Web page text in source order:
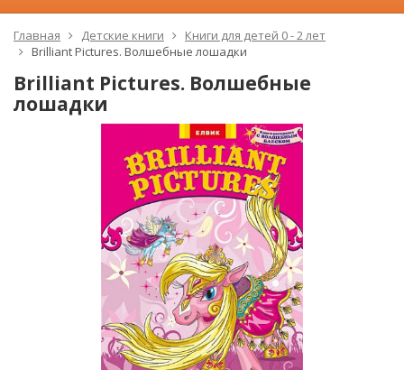
Главная Детские книги
Книги для детей 0 - 2 лет
Brilliant Pictures. Волшебные лошадки
Brilliant Pictures. Волшебные
лошадки